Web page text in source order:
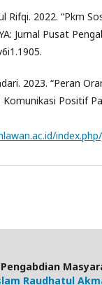
Rifqi. 2022. “Pkm
Jurnal Pusat
2023. “Peran
Positif
Raudhatul